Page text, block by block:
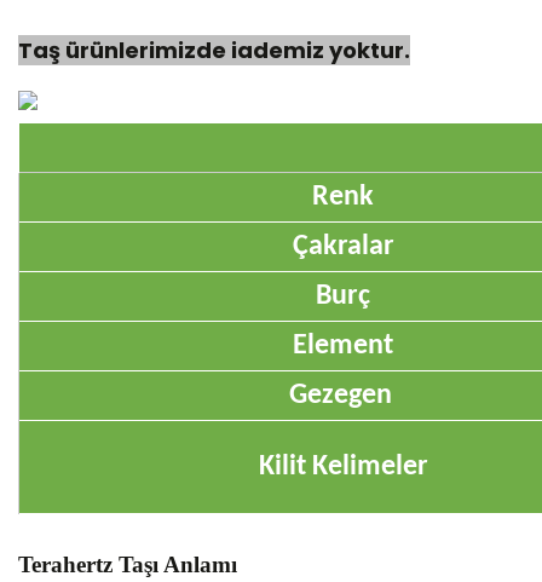
Taş ürünlerimizde iademiz yoktur.
Renk
Çakralar
Burç
Element
Gezegen
Kilit Kelimeler
Terahertz Taşı Anlamı